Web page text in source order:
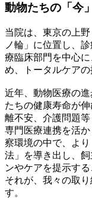
動物たちの 「今」
当院は、東京の上
ノ輪」に位置し、
療臨床部門を中心
め、トータルケアの
近年、動物医療の
たちの健康寿命が
離不安、介護問題等
専門医療連携を活
察環境の中で、よ
法」を導き出し、
ンやケアを提示する
それが、我々の取
す。